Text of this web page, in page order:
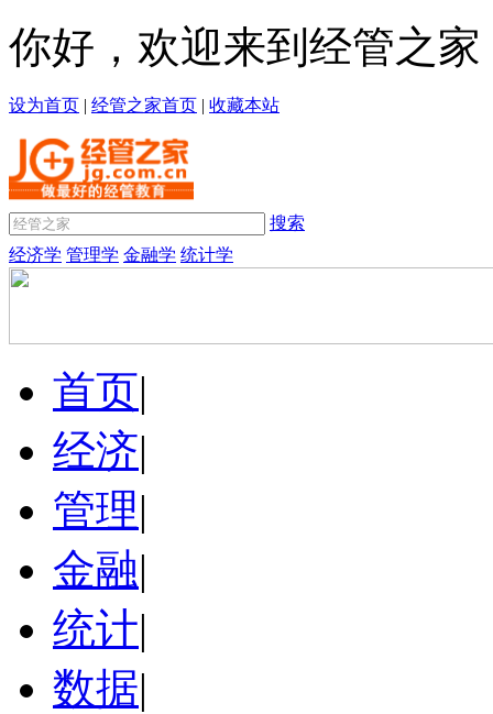
你好，欢迎来到经管之家
设为首页 | 经管之家首页 | 收藏本站
搜索
经济学 管理学 金融学 统计学
首页|
经济|
管理|
金融|
统计|
数据|